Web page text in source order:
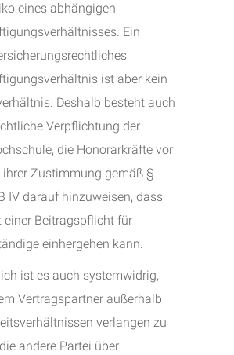
eines abhängigen
Ein
ist aber kein
Deshalb besteht auch
Verpflichtung der
die Honorarkräfte vor
ihrer Zustimmung gemäß §
IV darauf hinzuweisen, dass
einer Beitragspflicht für
einhergehen kann.
ist es auch systemwidrig,
Vertragspartner außerhalb
verlangen zu
andere Partei über